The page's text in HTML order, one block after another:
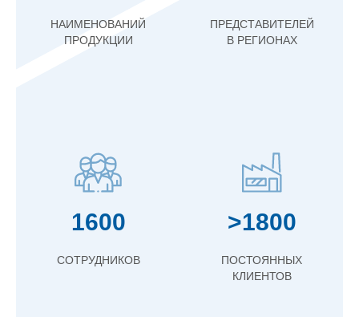
НАИМЕНОВАНИЙ
ПРОДУКЦИИ
ПРЕДСТАВИТЕЛЕЙ
В РЕГИОНАХ
1600
СОТРУДНИКОВ
>1800
ПОСТОЯННЫХ
КЛИЕНТОВ